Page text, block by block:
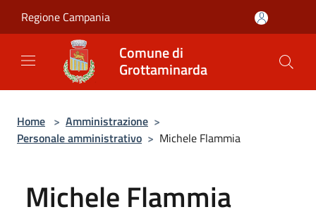
Regione Campania
Comune di
Grottaminarda
Home > Amministrazione >
Personale amministrativo > Michele Flammia
Michele Flammia